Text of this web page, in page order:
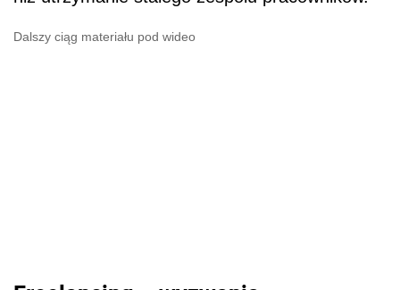
może być bardziej ekonomiczny i efektywny